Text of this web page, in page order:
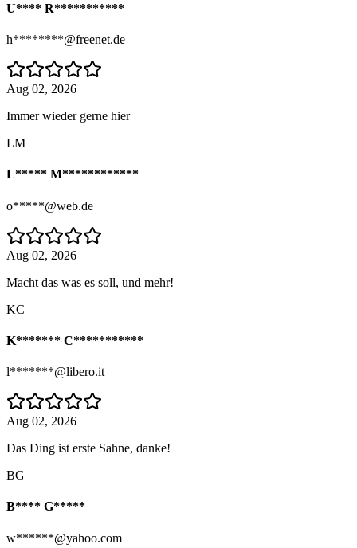
U**** R***********
h********@freenet.de
Aug 02, 2026
Immer wieder gerne hier
LM
L***** M************
o*****@web.de
Aug 02, 2026
Macht das was es soll, und mehr!
KC
K******* C***********
l*******@libero.it
Aug 02, 2026
Das Ding ist erste Sahne, danke!
BG
B**** G*****
w******@yahoo.com